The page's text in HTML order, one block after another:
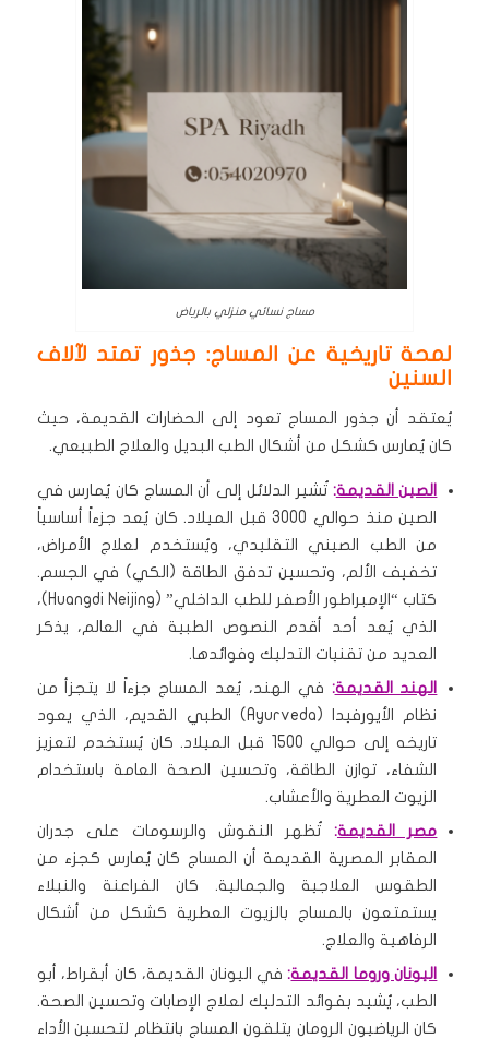
مساج نسائي منزلي بالرياض
لمحة تاريخية عن المساج: جذور تمتد لآلاف
السنين
يُعتقد أن جذور المساج تعود إلى الحضارات القديمة، حيث
كان يُمارس كشكل من أشكال الطب البديل والعلاج الطبيعي.
الصين القديمة: تُشير الدلائل إلى أن المساج كان يُمارس في
الصين منذ حوالي 3000 قبل الميلاد. كان يُعد جزءاً أساسياً
من الطب الصيني التقليدي، ويُستخدم لعلاج الأمراض،
تخفيف الألم، وتحسين تدفق الطاقة (الكي) في الجسم.
كتاب “الإمبراطور الأصفر للطب الداخلي” (Huangdi Neijing)،
الذي يُعد أحد أقدم النصوص الطبية في العالم، يذكر
العديد من تقنيات التدليك وفوائدها.
الهند القديمة: في الهند، يُعد المساج جزءاً لا يتجزأ من
نظام الأيورفيدا (Ayurveda) الطبي القديم، الذي يعود
تاريخه إلى حوالي 1500 قبل الميلاد. كان يُستخدم لتعزيز
الشفاء، توازن الطاقة، وتحسين الصحة العامة باستخدام
الزيوت العطرية والأعشاب.
مصر القديمة: تُظهر النقوش والرسومات على جدران
المقابر المصرية القديمة أن المساج كان يُمارس كجزء من
الطقوس العلاجية والجمالية. كان الفراعنة والنبلاء
يستمتعون بالمساج بالزيوت العطرية كشكل من أشكال
الرفاهية والعلاج.
اليونان وروما القديمة:في اليونان القديمة، كان أبقراط، أبو
الطب، يُشيد بفوائد التدليك لعلاج الإصابات وتحسين الصحة.
كان الرياضيون الرومان يتلقون المساج بانتظام لتحسين الأداء